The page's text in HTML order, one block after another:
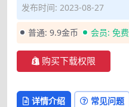
发布时间: 2023-08-27
普通: 9.9金币 会员: 免费
购买下载权限
详情介绍 常见问题